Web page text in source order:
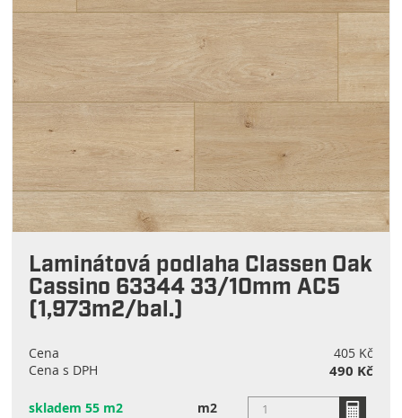
Laminátová podlaha Classen Oak
Cassino 63344 33/10mm AC5
(1,973m2/bal.)
Cena
405 Kč
Cena s DPH
490 Kč
skladem 55 m2 m2